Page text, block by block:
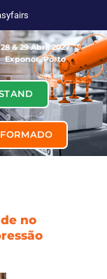
28 & 29 Abril 2027
Exponor, Porto
no